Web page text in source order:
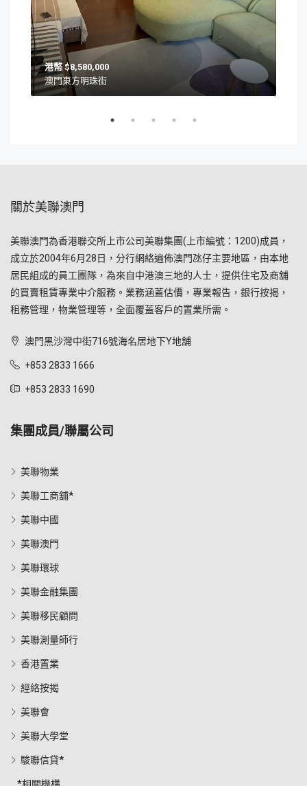
$8,580,000
澳門東方明珠街
關於美聯澳門
美聯澳門為香港聯交所上市公司美聯集團(上市編號：1200)成員，
成立於2004年6月28日，分行網絡遍佈澳門氹仔主要地區，由本地
居民組成的員工團隊，為來自中港澳三地的人士，提供住宅及商舖
的買賣租賃專業中介服務。業務涵蓋估價，專業報告，銀行按揭，
租務管理，物業管理等，全面覆蓋客戶的置業所需。
澳門黑沙灣中街716號海名居地下Y地舖
+853 2833 1666
+853 2833 1690
集團成員/聯屬公司
美聯物業
美聯工商舖*
美聯中國
美聯澳門
美聯環球
美聯金融集團
美聯移民顧問
美聯測量師行
香港置業
經絡按揭
美聯會
美聯大學堂
駿聯信貸*
*相關機構